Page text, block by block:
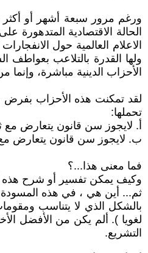
ورغم مرور سبعة أشهر أو أكثر
الحالة الاقتصادية
الاعلام العالمية حول
ولها القدرة بالتلاعب
الأحزاب الدينية مباشرة،
تحملها:
أ. لايجوز سن قانون يتعارض مع
ب. لايجوز سن قانون يتعارض مع
فما معنى هذا...؟
وكيف يمكن تفسير أو شرح هذه
ثم... أين هي ، في هذه المسودة،
بالشكل الذي لا يتناسب
لغويا ). ألم يكن من الأفضل
التشريع.